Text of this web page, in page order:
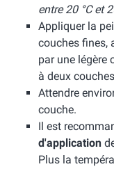
entre 20 °C et
Appliquer la
couches fines,
par une légère
à deux
Attendre
couche.
Il est
d'application
Plus la